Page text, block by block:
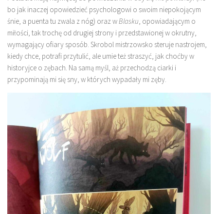
bo jak inaczej opowiedzieć psychologowi o swoim niepokojącym
śnie, a puenta tu zwala z nóg) oraz wBlasku, opowiadającym o
miłości, tak trochę od drugiej strony i przedstawionej w okrutny,
wymagający ofiary sposób. Skrobol mistrzowsko steruje nastrojem,
kiedy chce, potrafi przytulić, ale umie też straszyć, jak choćby w
historyjce o zębach. Na samą myśl, aż przechodzą ciarki i
przypominają mi się sny, w których wypadały mi zęby.